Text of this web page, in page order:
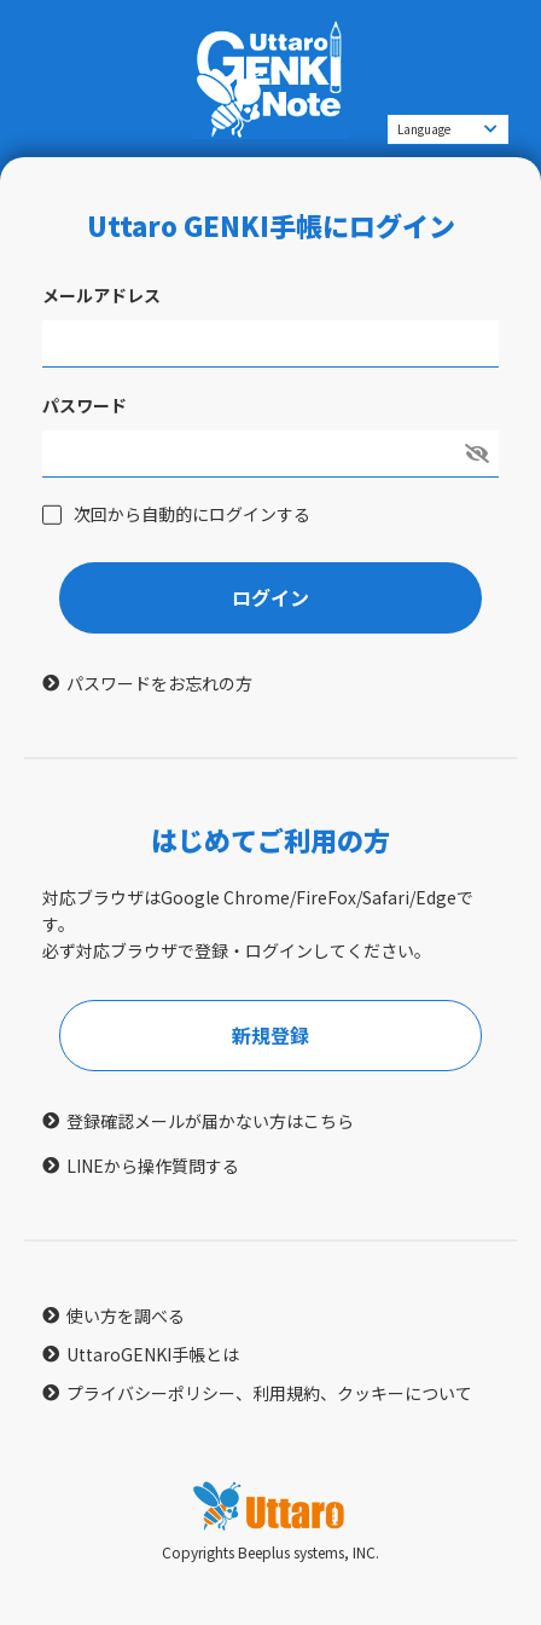
Uttaro GENKI手帳にログイン
メールアドレス
パスワード
次回から自動的にログインする
ログイン
パスワードをお忘れの方
はじめてご利用の方
対応ブラウザはGoogle Chrome/FireFox/Safari/Edgeで
す。
必ず対応ブラウザで登録・ログインしてください。
新規登録
登録確認メールが届かない方はこちら
LINEから操作質問する
使い方を調べる
UttaroGENKI手帳とは
プライバシーポリシー、利用規約、クッキーについて
Copyrights Beeplus systems, INC.